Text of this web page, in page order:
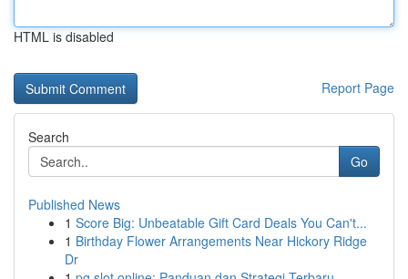
HTML is disabled
Report Page
Search
Go
Published News
1 Score Big: Unbeatable Gift Card Deals You Can't...
1 Birthday Flower Arrangements Near Hickory Ridge
Dr